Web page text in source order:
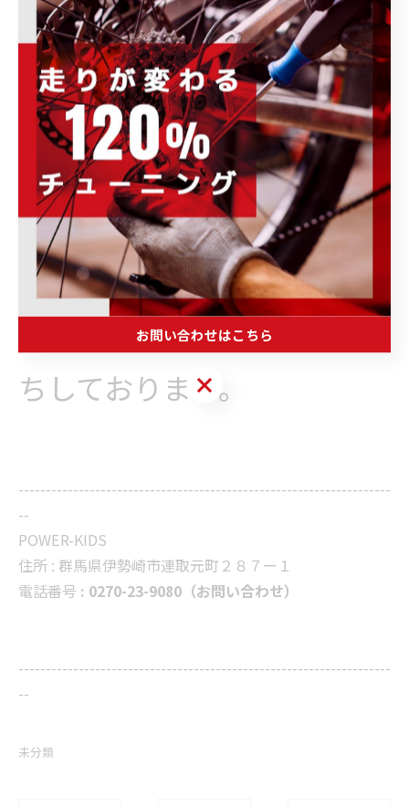
す。
ご希望の方は、電話027-
023-9080もしくはメール
isesaki@power-kids.co.jp
にてご予約の程、よろしく
お願い致します。
皆様のご参加を心よりお待
ちしております。
--------------------------------------------------------------------
--
POWER-KIDS
住所 : 群馬県伊勢崎市連取元町２８７ー１
電話番号 : 0270-23-9080（お問い合わせ）
--------------------------------------------------------------------
--
未分類
お問い合わせはこちら
お問い合わせはこちら